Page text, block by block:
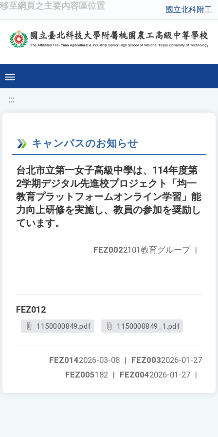
移至網頁之主要內容區位置 國立北科附工
:::
キャンパスのお知らせ
台北市立第一女子高級中學は、114年度第
2学期デジタル先進校プロジェクト「均一
教育プラットフォームオンライン学習」能
力向上研修を実施し、教員の参加を奨励し
ています。
FEZ0022101教育グループ |
FEZ012
1150000849.pdf 1150000849_1.pdf
FEZ0032026-01-27
FEZ0142026-03-08 |
FEZ0042026-01-27 |
FEZ005182 |